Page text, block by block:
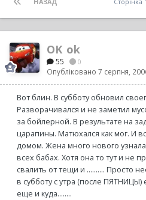
OK_ok
55 0
Опубліковано 7 серпня,
Вот блин. В субботу обновил
Разворачивался и не заметил
за бойлерной. В результате на
царапины. Матюхался как мог. И
домом. Жена много нового
всех бабах. Хотя она то тут и не
свалить от тещи и .......... Просто
в субботу с утра (после
еще и куда........